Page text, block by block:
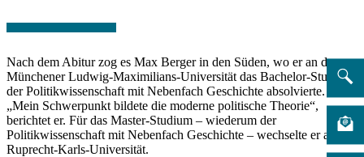
Nach dem Abitur zog es Max Berger in den Süden, wo er an der
Münchener Ludwig-Maximilians-Universität das Bachelor-Studium
der Politikwissenschaft mit Nebenfach Geschichte absolvierte.
„Mein Schwerpunkt bildete die moderne politische Theorie“,
berichtet er. Für das Master-Studium – wiederum der
Politikwissenschaft mit Nebenfach Geschichte – wechselte er an die
Ruprecht-Karls-Universität.